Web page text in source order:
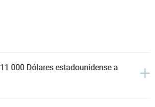
000 Dólares estadounidense a